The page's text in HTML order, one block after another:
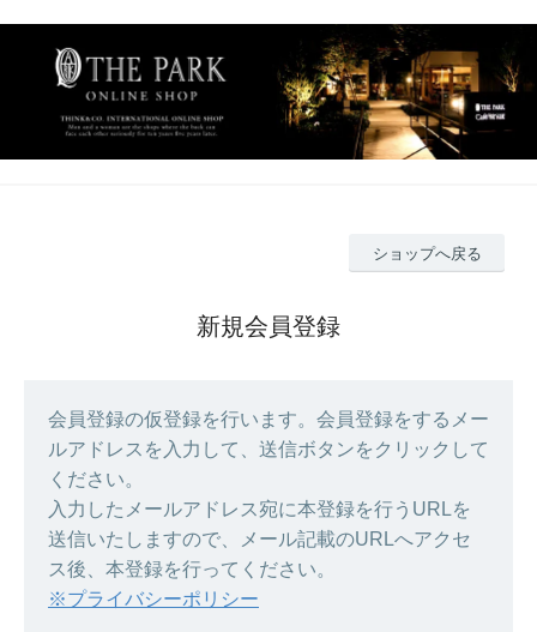
ショップへ戻る
新規会員登録
会員登録の仮登録を行います。会員登録をするメー
ルアドレスを入力して、送信ボタンをクリックして
ください。
入力したメールアドレス宛に本登録を行うURLを
送信いたしますので、メール記載のURLへアクセ
ス後、本登録を行ってください。
※プライバシーポリシー